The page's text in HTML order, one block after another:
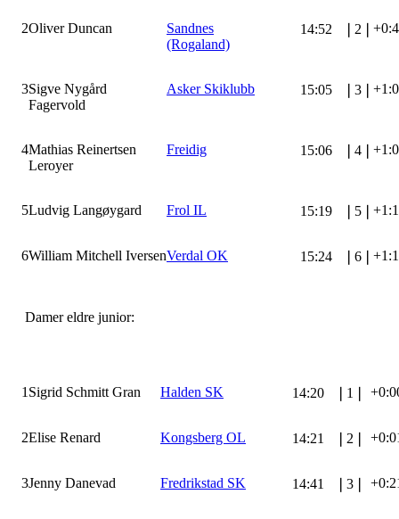
2Oliver Duncan
Sandnes
(Rogaland)
14:52 2
3Sigve Nygård
Fagervold
Asker Skiklubb 15:05 3
4Mathias Reinertsen
Leroyer
Freidig 15:06 4
5Ludvig Langøygard Frol IL 15:19 5
6William Mitchell IversenVerdal OK 15:24 6
Damer eldre junior:
1 Sigrid Schmitt Gran Halden SK 14:20 1
2Elise Renard Kongsberg OL 14:21 2
3Jenny Danevad Fredrikstad SK 14:41 3